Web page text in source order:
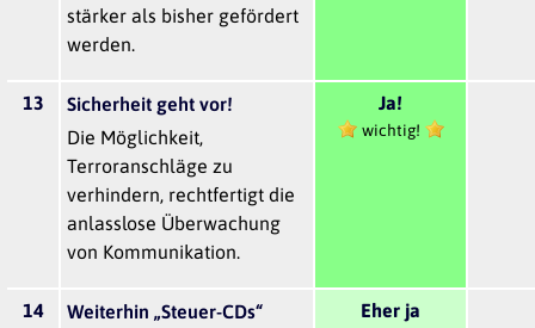
stärker als bisher gefördert
werden.
13
Sicherheit geht vor!
Die Möglichkeit,
Terroranschläge zu
verhindern, rechtfertigt die
anlasslose Überwachung
von Kommunikation.
Ja!
wichtig!
14
Weiterhin „Steuer-CDs“
Eher ja